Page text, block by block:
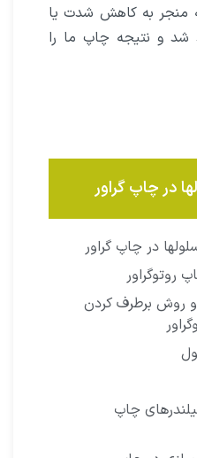
منجر به کاهش شدت یا
شد و نتیجه چاپ ما را
در چاپ گراور
در چاپ گراور
روتوگراور
روش برطرف کردن
چاپ